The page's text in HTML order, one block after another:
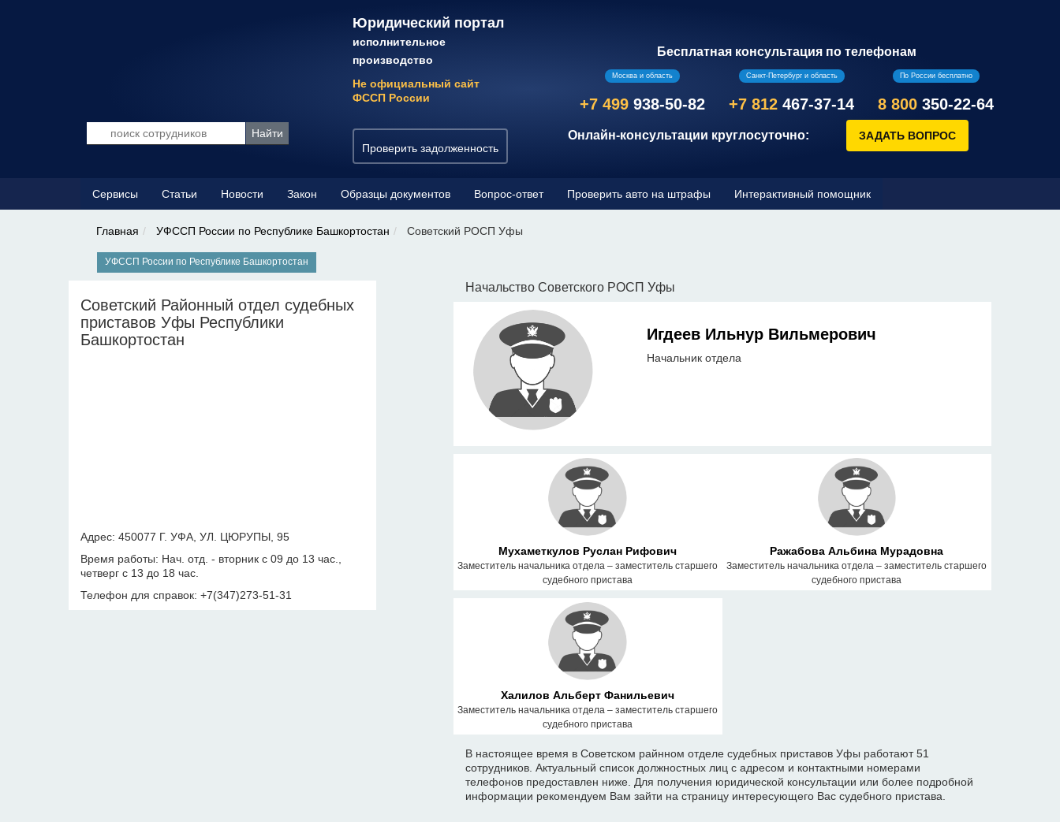
Юридический портал
исполнительное
производство
Не официальный сайт
ФССП России
Проверить задолженность
Бесплатная консультация по телефонам
Москва и область
+7 499 938-50-82
Санкт-Петербург и область
+7 812 467-37-14
По России бесплатно
8 800 350-22-64
Онлайн-консультации круглосуточно:
Сервисы Статьи Новости Закон Образцы документов Вопрос-ответ Проверить авто на штрафы Интерактивный помощник
Главная УФССП России по Республике Башкортостан Советский РОСП Уфы
УФССП России по Республике Башкортостан
Советский Районный отдел судебных
приставов Уфы Республики
Башкортостан
Адрес: 450077 Г. УФА, УЛ. ЦЮРУПЫ, 95
Время работы: Нач. отд. - вторник с 09 до 13 час.,
четверг с 13 до 18 час.
Телефон для справок: +7(347)273-51-31
Начальство Советского РОСП Уфы
Игдеев Ильнур Вильмерович
Начальник отдела
Мухаметкулов Руслан Рифович
Заместитель начальника отдела – заместитель старшего
судебного пристава
Ражабова Альбина Мурадовна
Заместитель начальника отдела – заместитель старшего
судебного пристава
Халилов Альберт Фанильевич
Заместитель начальника отдела – заместитель старшего
судебного пристава
В настоящее время в Советском райнном отделе судебных приставов Уфы работают 51
сотрудников. Актуальный список должностных лиц с адресом и контактными номерами
телефонов предоставлен ниже. Для получения юридической консультации или более подробной
информации рекомендуем Вам зайти на страницу интересующего Вас судебного пристава.